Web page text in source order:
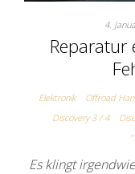
4.
Reparatur
Elektronik Offroad
Discovery 3 / 4
Es klingt